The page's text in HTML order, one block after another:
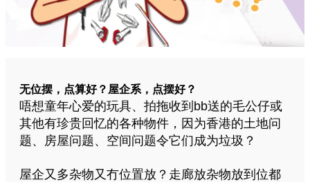
无位摆，点算好？屋企系，点摆好？
唔想童年心爱的玩具、拍拖收到bb送的毛公仔或
其他有珍贵回忆的各种物件，因为香港的土地问
题、房屋问题、空间问题令它们成为垃圾？
屋企又多杂物又冇位置放？走廊放杂物放到位都